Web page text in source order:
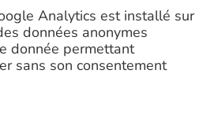
Analytics est installé sur
données anonymes
donnée permettant
sans son consentement